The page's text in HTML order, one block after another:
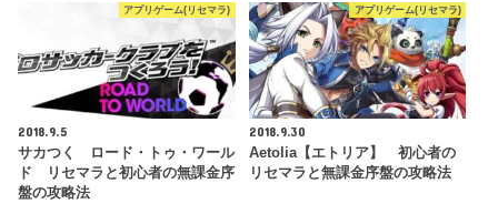
アプリゲーム(リセマラ)
2018.9.5
サカつく ロード・トゥ・ワール
ド リセマラと初心者の無課金序
盤の攻略法
アプリゲーム(リセマラ)
2018.9.30
Aetolia【エトリア】 初心者の
リセマラと無課金序盤の攻略法